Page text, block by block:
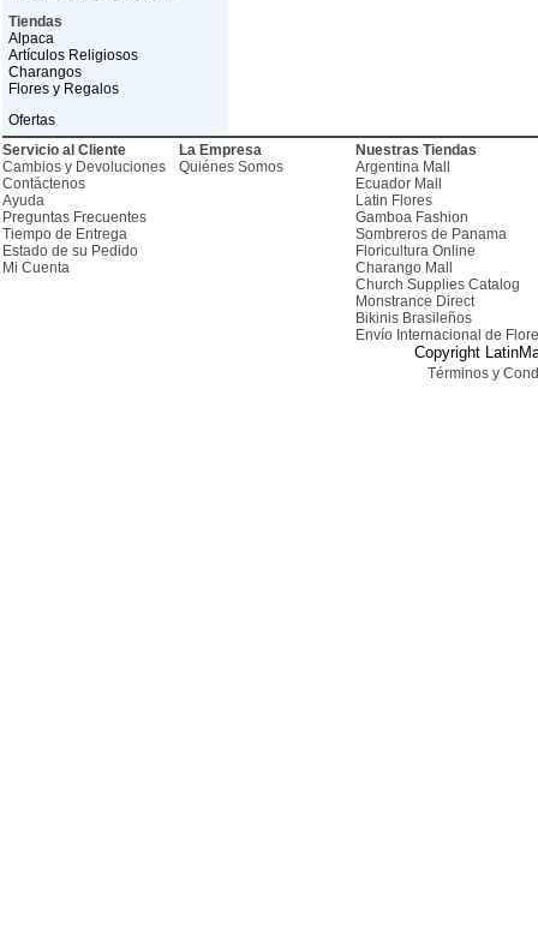
Tiendas
Alpaca
Artículos Religiosos
Charangos
Flores y Regalos
Ofertas
Servicio al Cliente
Cambios y Devoluciones
Contáctenos
Ayuda
Preguntas Frecuentes
Tiempo de Entrega
Estado de su Pedido
Mi Cuenta
La Empresa
Quiénes Somos
Nuestras Tiendas
Argentina Mall
Ecuador Mall
Latin Flores
Gamboa Fashion
Sombreros de Panama
Floricultura Online
Charango Mall
Church Supplies Catalog
Monstrance Direct
Bikinis Brasileños
Envío Internacional de
Copyright
Términos y